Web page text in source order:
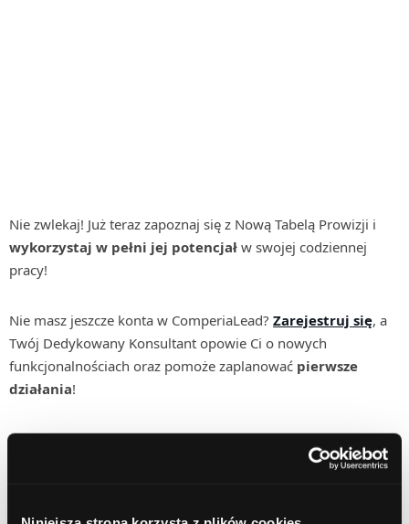
Nie zwlekaj! Już teraz zapoznaj się z Nową Tabelą Prowizji i
wykorzystaj w pełni jej potencjał w swojej codziennej
pracy!
Nie masz jeszcze konta w ComperiaLead? Zarejestruj się, a
Twój Dedykowany Konsultant opowie Ci o nowych
funkcjonalnościach oraz pomoże zaplanować pierwsze
działania!